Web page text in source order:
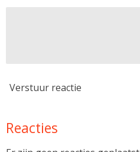
Verstuur reactie
Reacties